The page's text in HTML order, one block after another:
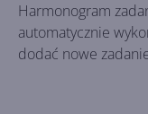
Harmonogram
automatycznie
dodać nowe